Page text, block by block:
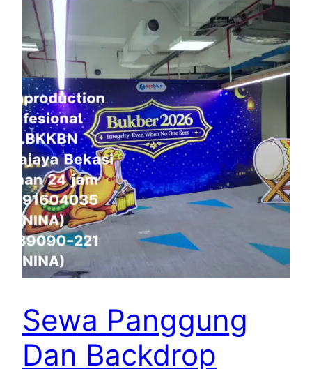
Sewa Panggung
Dan Backdrop